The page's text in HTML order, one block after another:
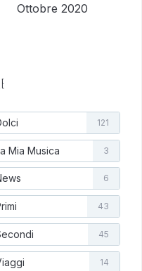
Ottobre 2020
121
Mia Musica 3
6
43
45
14